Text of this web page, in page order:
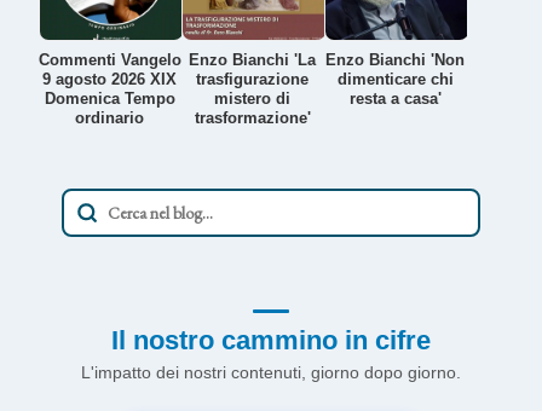
Commenti Vangelo
9 agosto 2026 XIX
Domenica Tempo
ordinario
Enzo Bianchi 'La
trasfigurazione
mistero di
trasformazione'
Enzo Bianchi 'Non
dimenticare chi
resta a casa'
Il nostro cammino in cifre
L'impatto dei nostri contenuti, giorno dopo giorno.